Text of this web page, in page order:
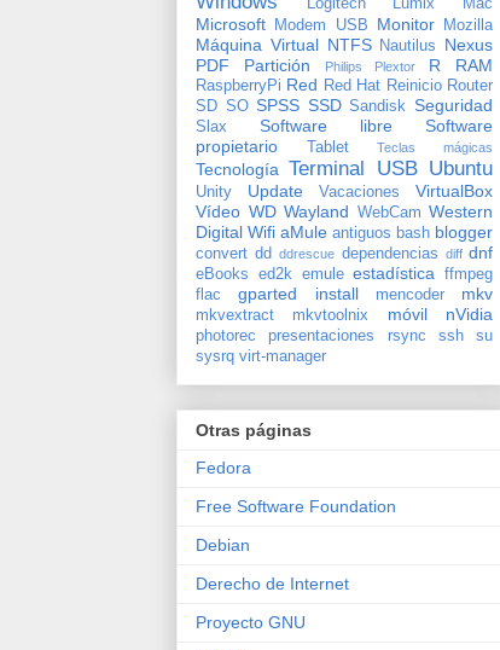
Microsoft Modem USB Monitor Mozilla
Máquina Virtual NTFS Nautilus
Nexus
PDF
Partición Philips Plextor R RAM
RaspberryPi Red Red Hat Reinicio Router
SD SO SPSS SSD Sandisk Seguridad
Slax Software libre
Software
propietario
Tablet Teclas mágicas
Tecnología Terminal USB Ubuntu
Unity Update Vacaciones
VirtualBox
Vídeo WD Wayland WebCam Western
Digital Wifi aMule antiguos bash blogger
convert dd ddrescue dependencias diff dnf
eBooks ed2k emule estadística
ffmpeg
flac
gparted install mencoder mkv
mkvextract mkvtoolnix móvil nVidia
photorec presentaciones rsync ssh
su
sysrq virt-manager
Otras páginas
Fedora
Free Software Foundation
Debian
Derecho de Internet
Proyecto GNU